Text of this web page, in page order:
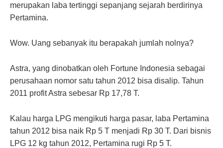
merupakan laba tertinggi sepanjang sejarah berdirinya
Pertamina.
Wow. Uang sebanyak itu berapakah jumlah nolnya?
Astra, yang dinobatkan oleh Fortune Indonesia sebagai
perusahaan nomor satu tahun 2012 bisa disalip. Tahun
2011 profit Astra sebesar Rp 17,78 T.
Kalau harga LPG mengikuti harga pasar, laba Pertamina
tahun 2012 bisa naik Rp 5 T menjadi Rp 30 T. Dari bisnis
LPG 12 kg tahun 2012, Pertamina rugi Rp 5 T.